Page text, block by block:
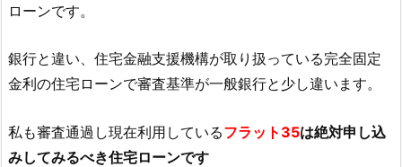
ローンです。
銀行と違い、住宅金融支援機構が取り扱っている完全固定
金利の住宅ローンで審査基準が一般銀行と少し違います。
私も審査通過し現在利用しているフラット35は絶対申し込
みしてみるべき住宅ローンです